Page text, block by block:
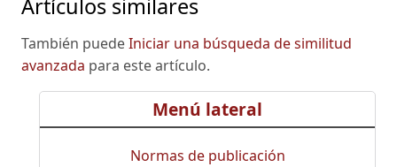
Artículos similares
También puedeIniciar una búsqueda de similitud
avanzada para este artículo.
Menú lateral
Normas de publicación